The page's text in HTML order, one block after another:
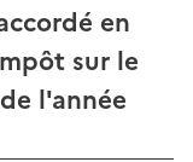
en
sur le
l'année